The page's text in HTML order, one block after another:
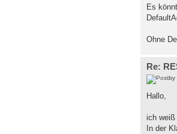
Es
Ohne
Re:
by
Hallo,
ich weiß
In der